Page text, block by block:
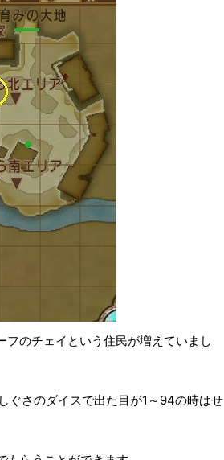
のチェイという住民が増えていまし
ぐさのダイスで出た目が1～94の時はせ